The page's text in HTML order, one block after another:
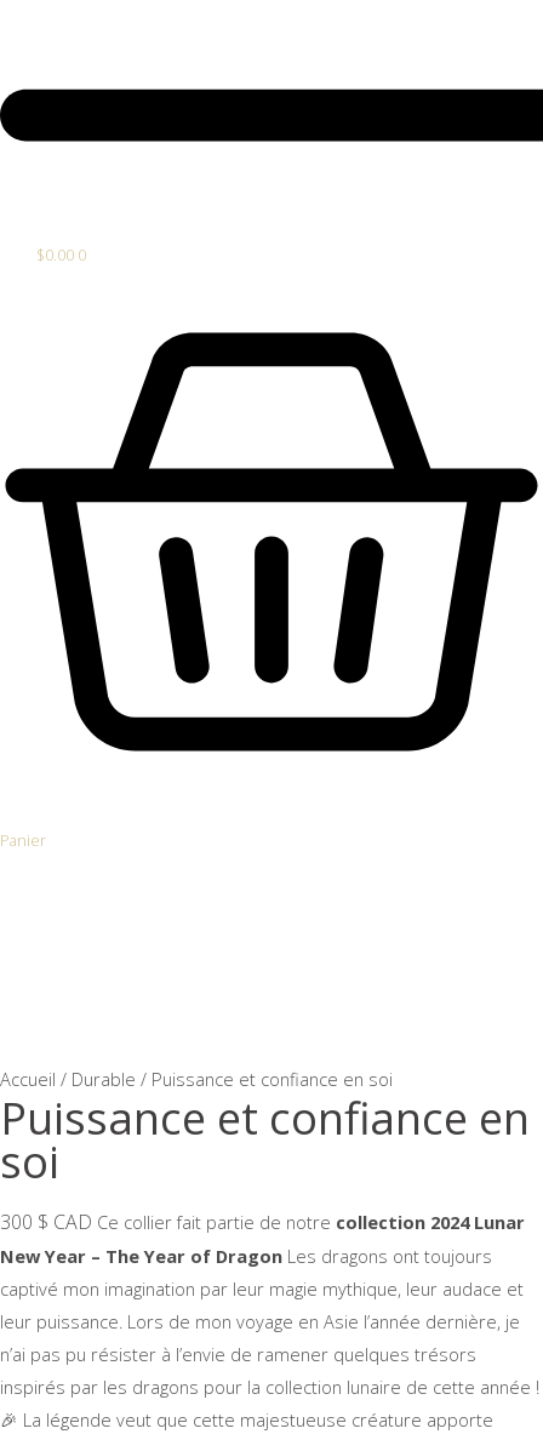
$0.00 0
Panier
Accueil / Durable / Puissance et confiance en soi
Puissance et confiance en
soi
300 $ CAD Ce collier fait partie de notre collection 2024 Lunar
New Year – The Year of Dragon Les dragons ont toujours
captivé mon imagination par leur magie mythique, leur audace et
leur puissance. Lors de mon voyage en Asie l’année dernière, je
n’ai pas pu résister à l’envie de ramener quelques trésors
inspirés par les dragons pour la collection lunaire de cette année !
🎉 La légende veut que cette majestueuse créature apporte